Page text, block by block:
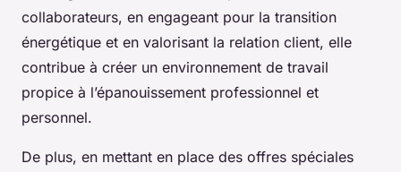
collaborateurs, en engageant pour la transition
énergétique et en valorisant la relation client, elle
contribue à créer un environnement de travail
propice à l’épanouissement professionnel et
personnel.
De plus, en mettant en place des offres spéciales